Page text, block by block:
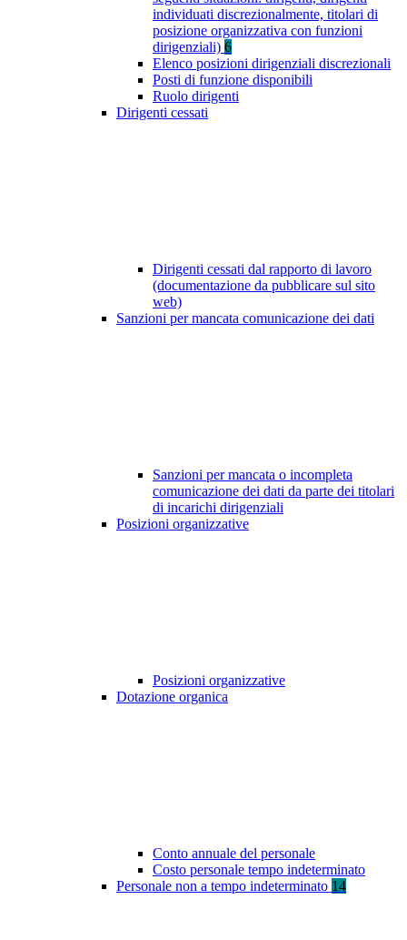
individuati discrezionalmente, titolari di
posizione organizzativa con funzioni
dirigenziali) 6
Elenco posizioni dirigenziali discrezionali
Posti di funzione disponibili
Ruolo dirigenti
Dirigenti cessati
Dirigenti cessati dal rapporto di lavoro
(documentazione da pubblicare sul sito
web)
Sanzioni per mancata comunicazione dei dati
Sanzioni per mancata o incompleta
comunicazione dei dati da parte dei titolari
di incarichi dirigenziali
Posizioni organizzative
Posizioni organizzative
Dotazione organica
Conto annuale del personale
Costo personale tempo indeterminato
Personale non a tempo indeterminato 14